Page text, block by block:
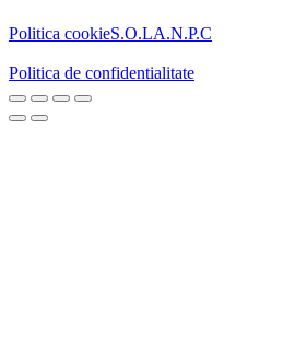
Politica cookieS.O.LA.N.P.C
Politica de confidentialitate